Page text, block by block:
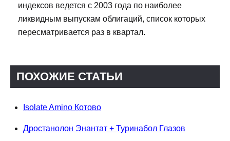
индексов ведется с 2003 года по наиболее
ликвидным выпускам облигаций, список которых
пересматривается раз в квартал.
ПОХОЖИЕ СТАТЬИ
Isolate Amino Котово
Дростанолон Энантат + Туринабол Глазов